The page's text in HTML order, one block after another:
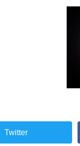
Twitter